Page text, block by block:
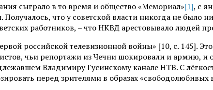
сыграло в то время и общество «Мемориал»[1], с
что у советской власти никогда не было
работников, – что НКВД арестовывало людей
российской телевизионной войны» [10, с. 145].
чьи репортажи из Чечни шокировали и армию,
Владимиру Гусинскому канале НТВ. С
перед зрителями в образах «свободолюбивых